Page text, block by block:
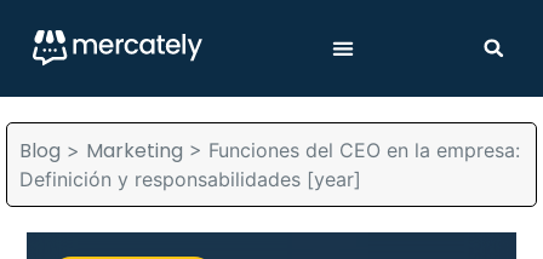
Blog > Marketing > Funciones del CEO en la empresa:
Definición y responsabilidades [year]